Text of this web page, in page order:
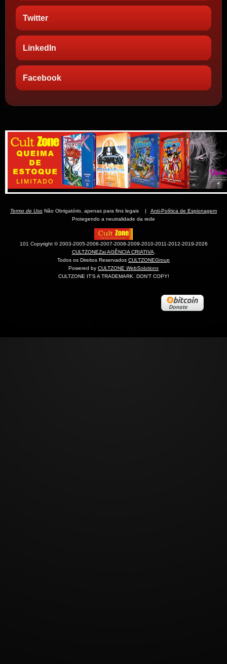
Twitter
LinkedIn
Facebook
Termo de Uso Não Obrigatório, apenas para fins legais | Anti-Política de Espionagem
Protegendo a neutralidade da rede
101 Copyright © 2003-2005-2006-2007-2008-2009-2010-2011-2012-2019-2026
CULTZONEZai AGÊNCIA CRIATIVA
Todos os Direitos Reservados CULTZONEGroup
Powered by CULTZONE WebSolutions
CULTZONE IT'S A TRADEMARK. DON'T COPY!